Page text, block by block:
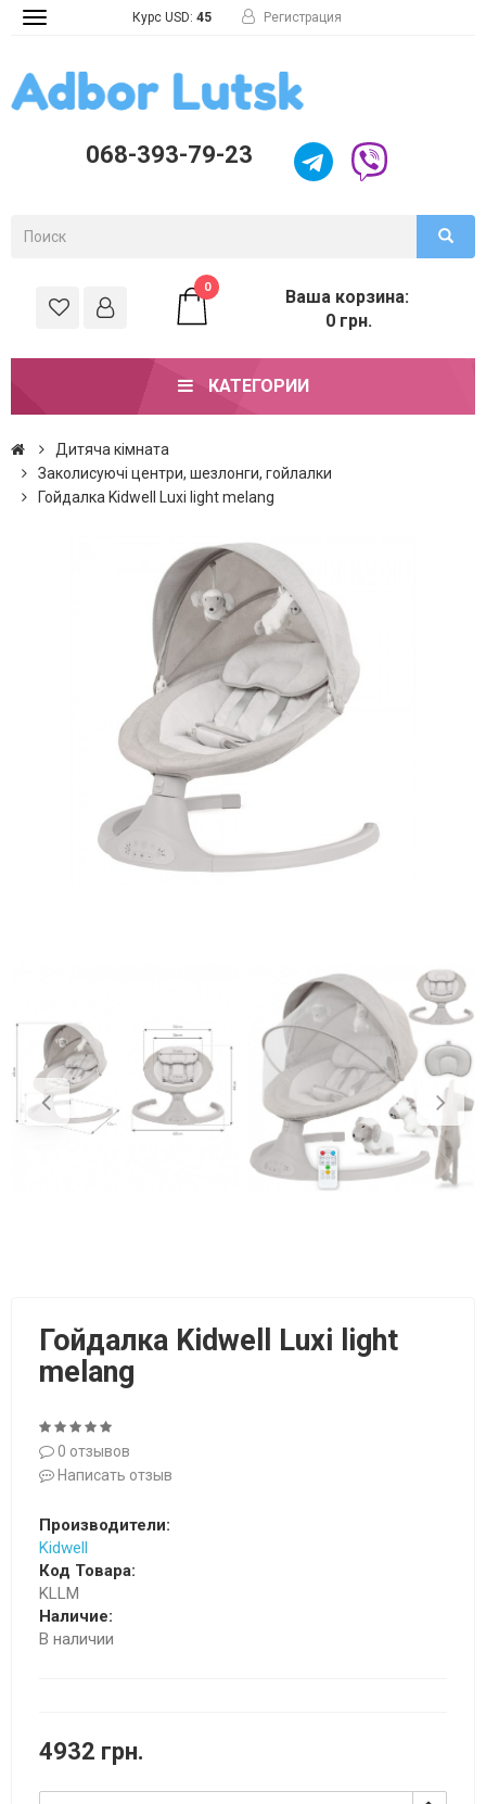
Toggle
Курс USD: 45 Регистрация
068-393-79-23
0
Ваша корзина:
0 грн.
КАТЕГОРИИ
Дитяча кімната
Заколисуючі центри, шезлонги, гойлалки
Гойдалка Kidwell Luxi light melang
Гойдалка Kidwell Luxi light
melang
0 отзывов
Написать отзыв
Производители:
Kidwell
Код Товара:
KLLM
Наличие:
В наличии
4932 грн.